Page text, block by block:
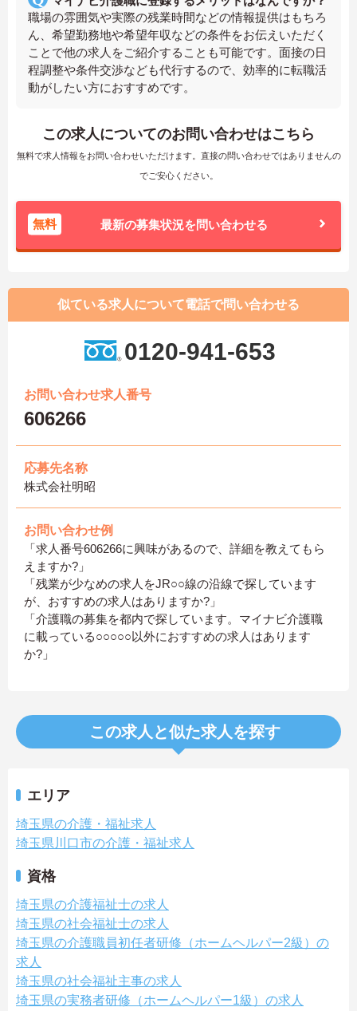
職場の雰囲気や実際の残業時間などの情報提供はもちろ
ん、希望勤務地や希望年収などの条件をお伝えいただく
ことで他の求人をご紹介することも可能です。面接の日
程調整や条件交渉なども代行するので、効率的に転職活
動がしたい方におすすめです。
この求人についてのお問い合わせはこちら
無料で求人情報をお問い合わせいただけます。直接の問い合わせではありませんの
でご安心ください。
無料 最新の募集状況を問い合わせる
似ている求人について電話で問い合わせる
0120-941-653
お問い合わせ求人番号
606266
応募先名称
株式会社明昭
お問い合わせ例
「求人番号606266に興味があるので、詳細を教えてもら
えますか?」
「残業が少なめの求人をJR○○線の沿線で探しています
が、おすすめの求人はありますか?」
「介護職の募集を都内で探しています。マイナビ介護職
に載っている○○○○○以外におすすめの求人はあります
か?」
この求人と似た求人を探す
エリア
埼玉県の介護・福祉求人
埼玉県川口市の介護・福祉求人
資格
埼玉県の介護福祉士の求人
埼玉県の社会福祉士の求人
埼玉県の介護職員初任者研修（ホームヘルパー2級）の
求人
埼玉県の社会福祉主事の求人
埼玉県の実務者研修（ホームヘルパー1級）の求人